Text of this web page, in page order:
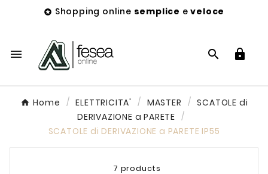
 Shopping online semplice eveloce
  
Home ELETTRICITA' MASTER
SCATOLE di
DERIVAZIONE a PARETE
SCATOLE di DERIVAZIONE a PARETE IP55
7 products